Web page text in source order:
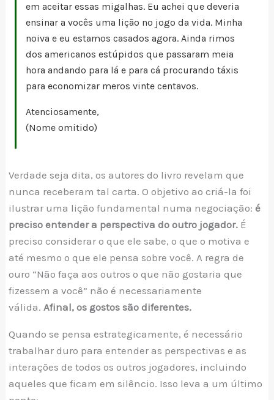
em aceitar essas migalhas. Eu achei que deveria
ensinar a vocês uma lição no jogo da vida. Minha
noiva e eu estamos casados agora. Ainda rimos
dos americanos estúpidos que passaram meia
hora andando para lá e para cá procurando táxis
para economizar meros vinte centavos.
Atenciosamente,
(Nome omitido)
Verdade seja dita, os autores do livro revelam que
nunca receberam tal carta. O objetivo ao criá-la foi
ilustrar uma lição fundamental numa negociação:é
preciso entender a perspectiva do outro jogador. É
preciso considerar o que ele sabe, o que o motiva e
até mesmo o que ele pensa sobre você. A regra de
ouro “Não faça aos outros o que não gostaria que
fizessem a você” não é necessariamente
válida.Afinal, os gostos são diferentes.
Quando se pensa estrategicamente, é necessário
trabalhar duro para entender as perspectivas e as
interações de todos os outros jogadores, incluindo
aqueles que ficam em silêncio. Isso leva a um último